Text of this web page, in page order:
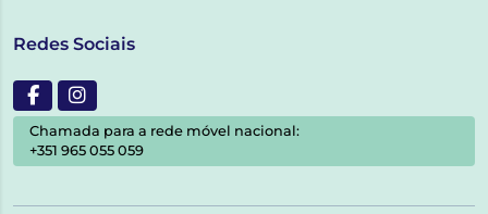
Redes Sociais
Chamada para a rede móvel nacional:
+351 965 055 059